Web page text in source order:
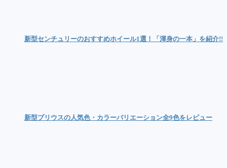
新型センチュリーのおすすめホイール1選！「渾身の一本」を紹介!!
新型プリウスの人気色・カラーバリエーション全9色をレビュー